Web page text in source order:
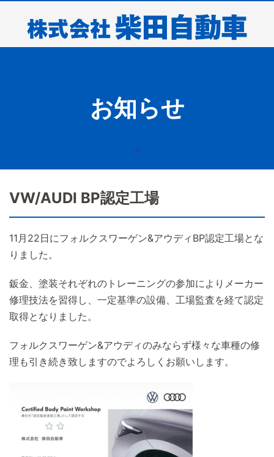
お知らせ
VW/AUDI BP認定工場
11月22日にフォルクスワーゲン&アウディBP認定工場とな
りました。
鈑金、塗装それぞれのトレーニングの参加によりメーカー
修理技法を習得し、一定基準の設備、工場監査を経て認定
取得となりました。
フォルクスワーゲン&アウディのみならず様々な車種の修
理も引き続き致しますのでよろしくお願いします。